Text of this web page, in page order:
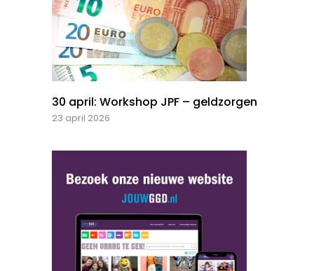
30 april: Workshop JPF – geldzorgen
23 april 2026